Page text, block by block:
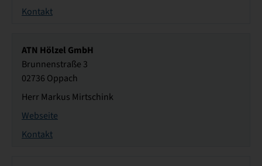
Kontakt
ATN Hölzel GmbH
Brunnenstraße 3
02736 Oppach
Herr Markus Mirtschink
Webseite
Kontakt